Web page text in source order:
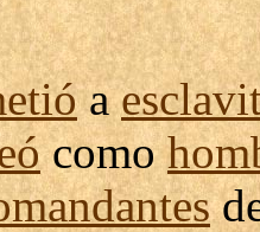
a
como